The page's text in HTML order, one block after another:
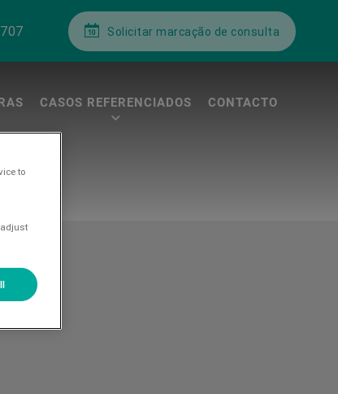
Solicitar marcação de consulta
CASOS REFERENCIADOS CONTACTO
to